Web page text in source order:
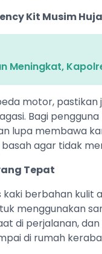
Kit Musim
Meningkat,
motor,
Bagi
lupa membawa
agar tidak
Tepat
berbahan kulit
menggunakan
di perjalanan,
di rumah